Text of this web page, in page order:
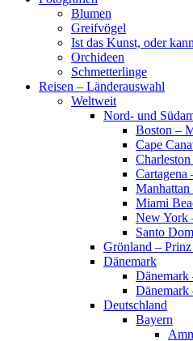
Blumen
Greifvögel
Ist das Kunst, oder
Orchideen
Schmetterlinge
Reisen – Länderauswahl
Weltweit
Nord- und
Boston –
Cape
Cartagena
Miami
New York
Santo
Grönland –
Dänemark
Dänemark
Deutschland
Bayern